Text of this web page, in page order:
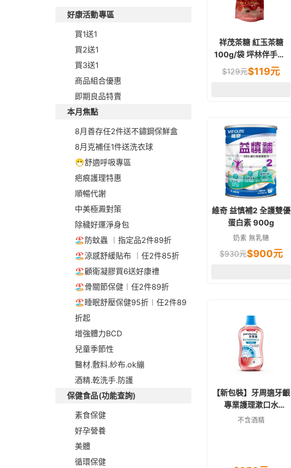
好康活動專區
買1送1
買2送1
買3送1
商品組合優惠
即期良品特賣
本月焦點
8月善存任2件送不鏽鋼保鮮盒
8月克補任1件送洗衣球
😷舒適呼吸專區
疤痕護理特惠
順暢代謝
中美極澱對策
除穢好運淨身包
🏖️防蚊蟲 ︱指定品2件89折
🏖️涼感舒緩貼布 ︱任2件85折
🏖️顧衛凝膠買6送好康禮
🏖️骨關節保健︱任2件89折
🏖️睡眠舒壓保健95折︱任2件89
折起
增強體力BCD
兒童季節性
醫材.敷料.紗布.ok繃
酒精.乾洗手.防護
保健食品(功能查詢)
素食保健
好孕營養
美體
循環保健
祥茂茶糖 紅玉茶糖
100g/袋 坪林伴手禮.
過年送禮
$129元$119元
維奇 益慎補2 全護雙優
蛋白素 900g
奶素 無乳糖
$930元$900元
【新包裝】牙周適牙齦
專業護理漱口水
500ml
不含酒精